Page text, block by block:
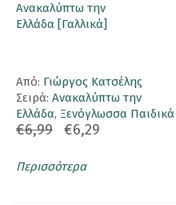
Ανακαλύπτω την
Ελλάδα [Γαλλικά]
Aπό: Γιώργος Κατσέλης
Σειρά: Ανακαλύπτω την
Ελλάδα, Ξενόγλωσσα Παιδικά
€6,99 €6,29
Περισσότερα